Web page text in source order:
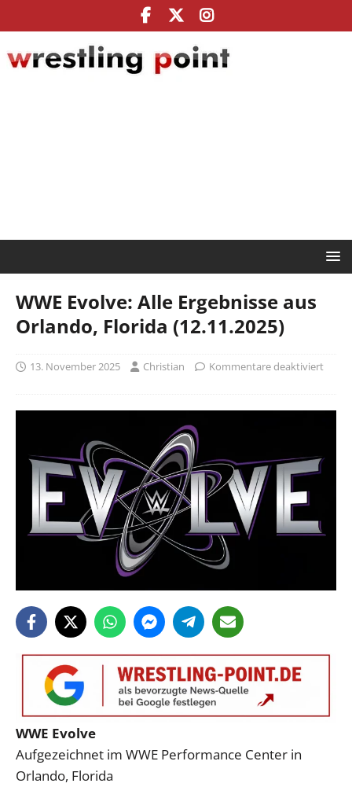
WWE Evolve: Alle Ergebnisse aus
Orlando, Florida (12.11.2025)
13. November 2025 Christian Kommentare deaktiviert
WWE Evolve
Aufgezeichnet im WWE Performance Center in
Orlando, Florida